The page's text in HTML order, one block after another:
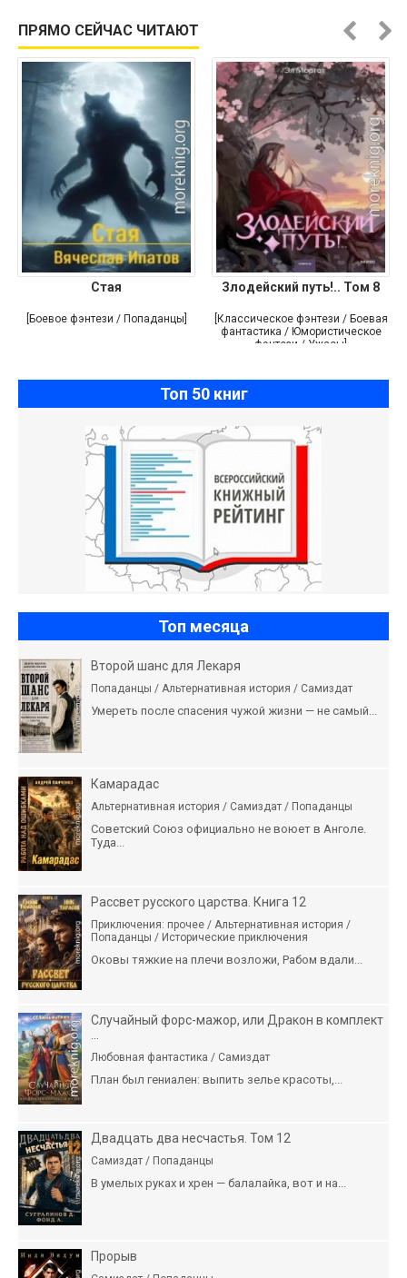
ПРЯМО СЕЙЧАС ЧИТАЮТ
Стая
[Боевое фэнтези / Попаданцы]
Злодейский путь!.. Том 8
[Классическое фэнтези / Боевая
фантастика / Юмористическое
фэнтези / Ужасы]
Топ 50 книг
Топ месяца
Второй шанс для Лекаря
Попаданцы / Альтернативная история / Самиздат
Умереть после спасения чужой жизни — не самый...
Камарадас
Альтернативная история / Самиздат / Попаданцы
Советский Союз официально не воюет в Анголе.
Туда...
Рассвет русского царства. Книга 12
Приключения: прочее / Альтернативная история /
Попаданцы / Исторические приключения
Оковы тяжкие на плечи возложи, Рабом вдали...
Случайный форс-мажор, или Дракон в комплект
Любовная фантастика / Самиздат
План был гениален: выпить зелье красоты,...
Двадцать два несчастья. Том 12
Самиздат / Попаданцы
В умелых руках и хрен — балалайка, вот и на...
Прорыв